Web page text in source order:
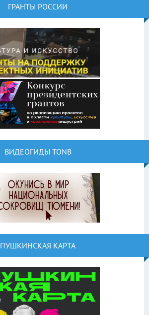
ГРАНТЫ РОССИИ
ВИДЕОГИДЫ TONB
ПУШКИНСКАЯ КАРТА